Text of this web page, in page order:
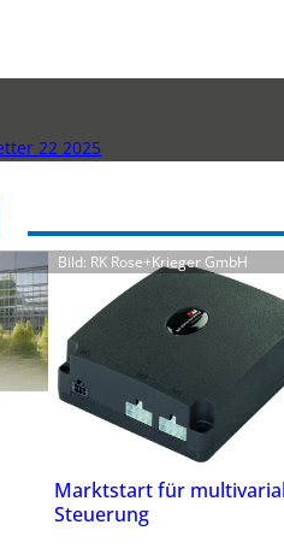
22 2025
Bild: RK Rose+Krieger GmbH
Marktstart für
Steuerung